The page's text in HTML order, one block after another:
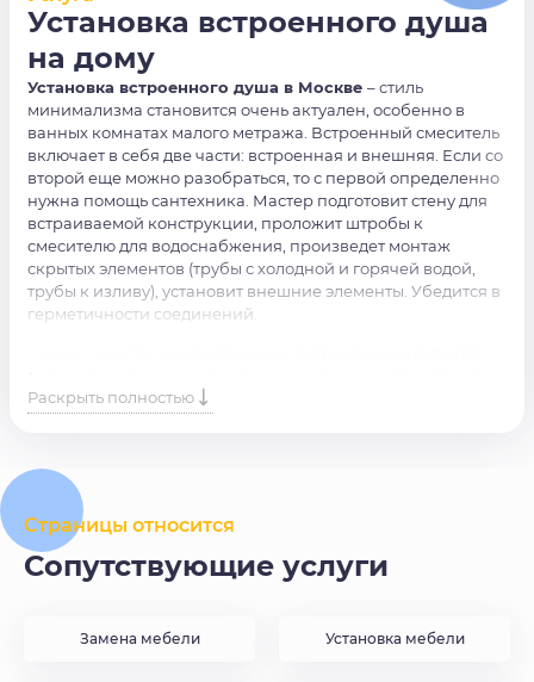
Установка встроенного душа
на дому
Установка встроенного душа в Москве – стиль
минимализма становится очень актуален, особенно в
ванных комнатах малого метража. Встроенный смеситель
включает в себя две части: встроенная и внешняя. Если со
второй еще можно разобраться, то с первой определенно
нужна помощь сантехника. Мастер подготовит стену для
встраиваемой конструкции, проложит штробы к
смесителю для водоснабжения, произведет монтаж
скрытых элементов (трубы с холодной и горячей водой,
трубы к изливу), установит внешние элементы. Убедится в
герметичности соединений.
заявку на сайте или позвоните по номеру, и наши
Раскрыть полностью
Страницы относится
Сопутствующие услуги
Замена мебели Установка мебели